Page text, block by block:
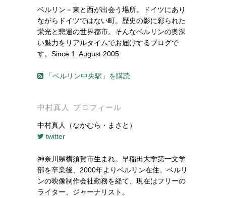
ベルリン－東と西が出会う場所。ドイツにあり
ながらドイツではない町。歴史の影に彩られた
栄光と悲運の世界都市。そんなベルリンの奥深
い魅力をリアルタイムでお届けするブログで
す。Since 1. August 2005
「ベルリン中央駅」を購読
中村真人 プロフィール
中村真人（なかむら・まさと）
twitter
神奈川県横須賀市生まれ。早稲田大学第一文学
部を卒業後、2000年よりベルリン在住。ベルリ
ンの映像制作会社勤務を経て、現在はフリーの
ライター、ジャーナリスト。